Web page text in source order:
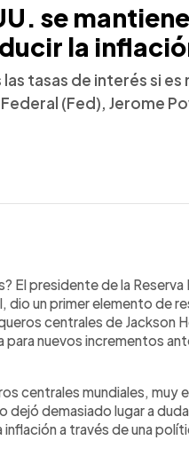
se
la
tasas de interés si
(Fed), Jerome
El presidente de la Reserva
un primer elemento de
centrales de Jackson
nuevos incrementos
centrales mundiales, muy
dejó demasiado lugar a
a través de una